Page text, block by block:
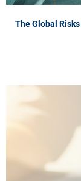
The Global Risks